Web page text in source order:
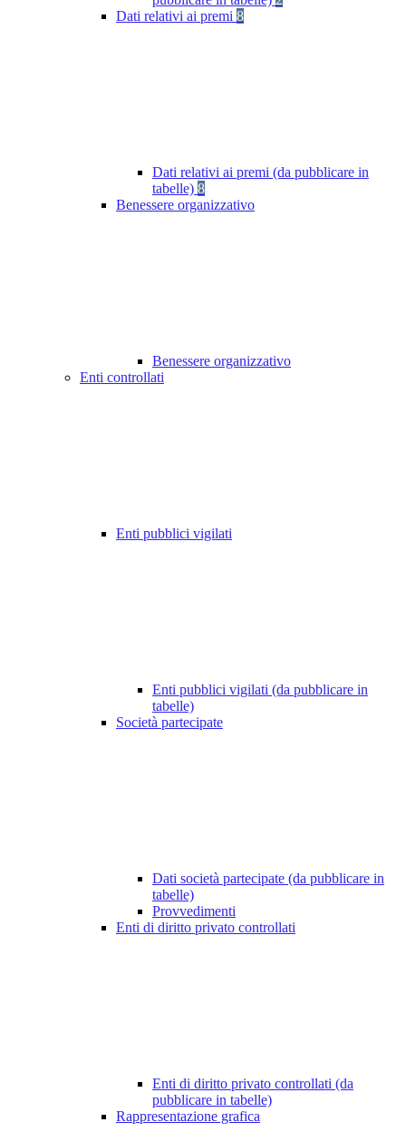
Dati relativi ai premi 8
Dati relativi ai premi (da pubblicare in
tabelle) 8
Benessere organizzativo
Benessere organizzativo
Enti controllati
Enti pubblici vigilati
Enti pubblici vigilati (da pubblicare in
tabelle)
Società partecipate
Dati società partecipate (da pubblicare in
tabelle)
Provvedimenti
Enti di diritto privato controllati
Enti di diritto privato controllati (da
pubblicare in tabelle)
Rappresentazione grafica